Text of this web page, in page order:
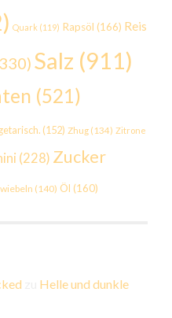
Quark (119) Rapsöl (166) Reis
Salz (911)
(521)
(152) Zhug (134) Zitrone
(228) Zucker
(140) Öl (160)
Helle und dunkle